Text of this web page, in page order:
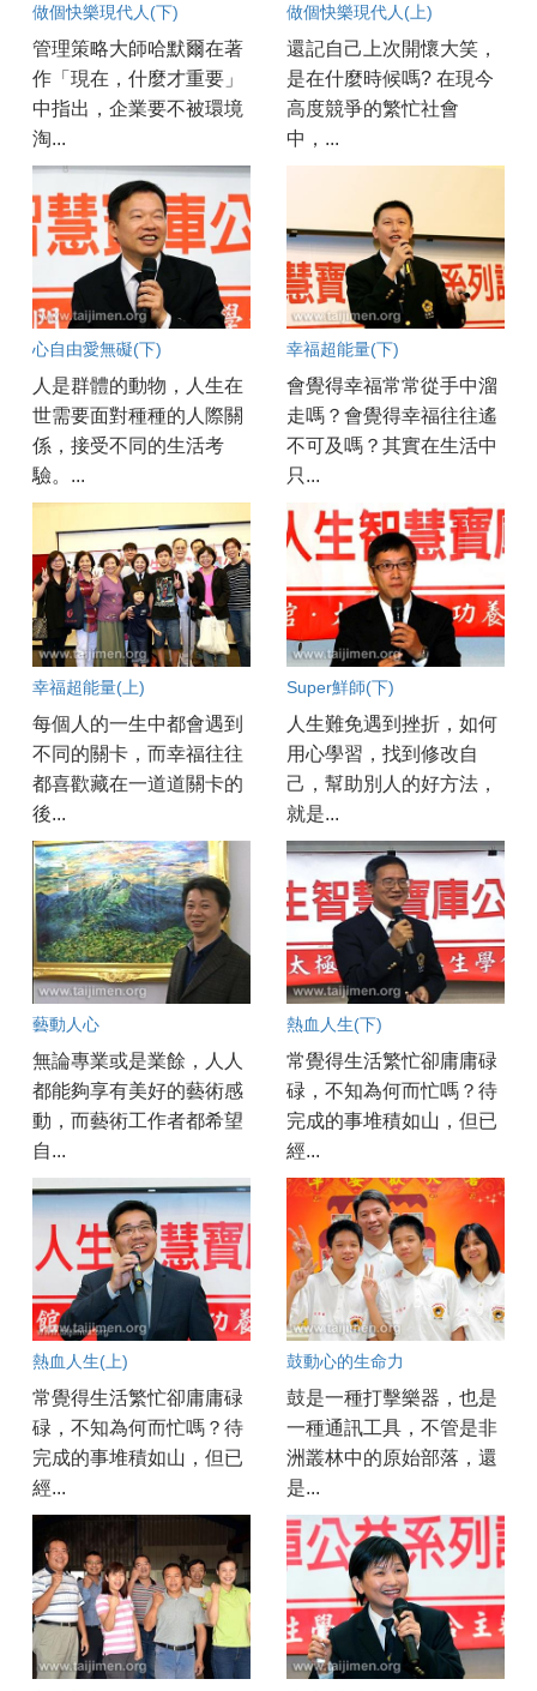
做個快樂現代人(下)
管理策略大師哈默爾在著
作「現在，什麼才重要」
中指出，企業要不被環境
淘...
做個快樂現代人(上)
還記自己上次開懷大笑，
是在什麼時候嗎? 在現今
高度競爭的繁忙社會
中，...
心自由愛無礙(下)
人是群體的動物，人生在
世需要面對種種的人際關
係，接受不同的生活考
驗。...
幸福超能量(下)
會覺得幸福常常從手中溜
走嗎？會覺得幸福往往遙
不可及嗎？其實在生活中
只...
幸福超能量(上)
每個人的一生中都會遇到
不同的關卡，而幸福往往
都喜歡藏在一道道關卡的
後...
Super鮮師(下)
人生難免遇到挫折，如何
用心學習，找到修改自
己，幫助別人的好方法，
就是...
藝動人心
無論專業或是業餘，人人
都能夠享有美好的藝術感
動，而藝術工作者都希望
自...
熱血人生(下)
常覺得生活繁忙卻庸庸碌
碌，不知為何而忙嗎？待
完成的事堆積如山，但已
經...
熱血人生(上)
常覺得生活繁忙卻庸庸碌
碌，不知為何而忙嗎？待
完成的事堆積如山，但已
經...
鼓動心的生命力
鼓是一種打擊樂器，也是
一種通訊工具，不管是非
洲叢林中的原始部落，還
是...